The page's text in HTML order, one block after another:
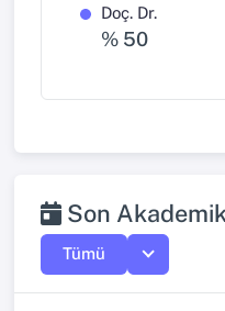
Doç. Dr.
% 50
Son
Tümü